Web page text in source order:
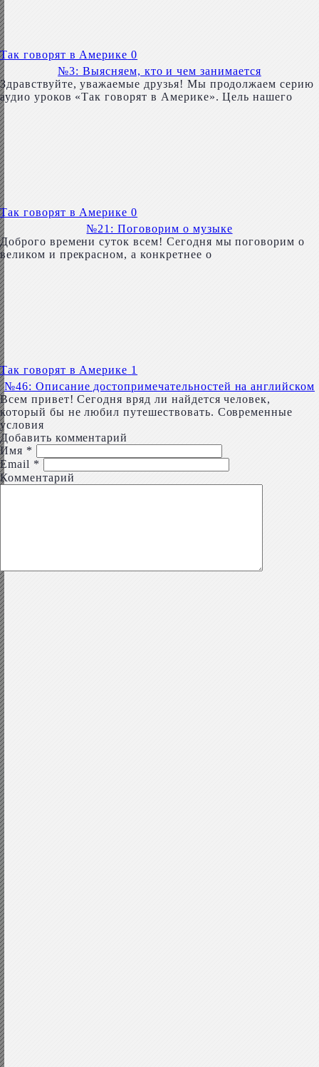
Так говорят в Америке 0
№3: Выясняем, кто и чем занимается
Здравствуйте, уважаемые друзья! Мы продолжаем серию
аудио уроков «Так говорят в Америке». Цель нашего
Так говорят в Америке 0
№21: Поговорим о музыке
Доброго времени суток всем! Сегодня мы поговорим о
великом и прекрасном, а конкретнее о
Так говорят в Америке 1
№46: Описание достопримечательностей на английском
Всем привет! Сегодня вряд ли найдется человек,
который бы не любил путешествовать. Современные
условия
Добавить комментарий
Имя *
Email *
Комментарий